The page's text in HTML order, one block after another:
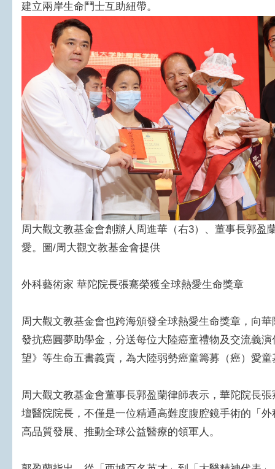
建立兩岸生命鬥士互助紐帶。
周大觀文教基金會創辦人周進華（右3）、董事長郭盈
愛。圖/周大觀文教基金會提供
外科藝術家 華陀院長張騫榮獲全球熱愛生命獎章
周大觀文教基金會也跨海頒發全球熱愛生命獎章，向
發抗癌圓夢助學金，分送每位大陸癌童禮物及交流義
望》等生命五書義賣，為大陸弱勢癌童籌募（癌）愛
周大觀文教基金會董事長郭盈蘭律師表示，華陀院長
壇醫院院長，不僅是一位精通高難度腹腔鏡手術的「
高品質發展、推動全球公益醫療的領軍人。